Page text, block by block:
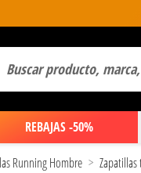
REBAJAS -50%
Running Hombre